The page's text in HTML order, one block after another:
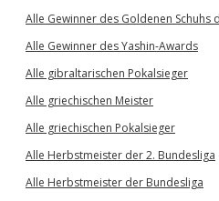
Alle Gewinner des Goldenen Schuhs
Alle Gewinner des Yashin-Awards
Alle gibraltarischen Pokalsieger
Alle griechischen Meister
Alle griechischen Pokalsieger
Alle Herbstmeister der 2. Bundesliga
Alle Herbstmeister der Bundesliga